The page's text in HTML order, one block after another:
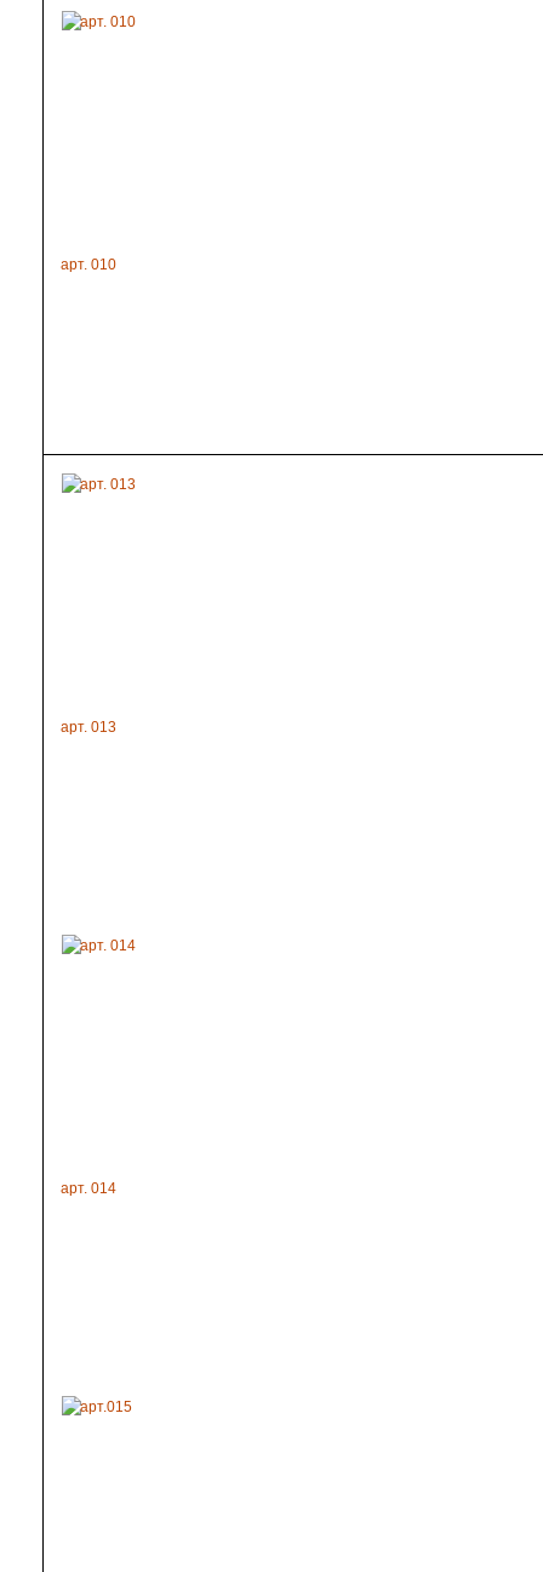
арт. 010
арт. 013
арт. 014